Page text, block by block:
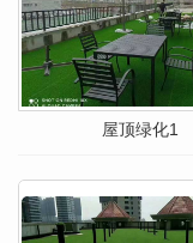
屋顶绿化1